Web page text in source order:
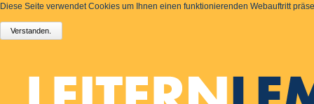
Diese Seite verwendet Cookies um Ihnen einen funktionierenden Webauftritt